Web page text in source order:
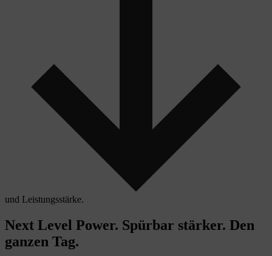
und Leistungsstärke.
Next Level Power. Spürbar stärker. Den
ganzen Tag.